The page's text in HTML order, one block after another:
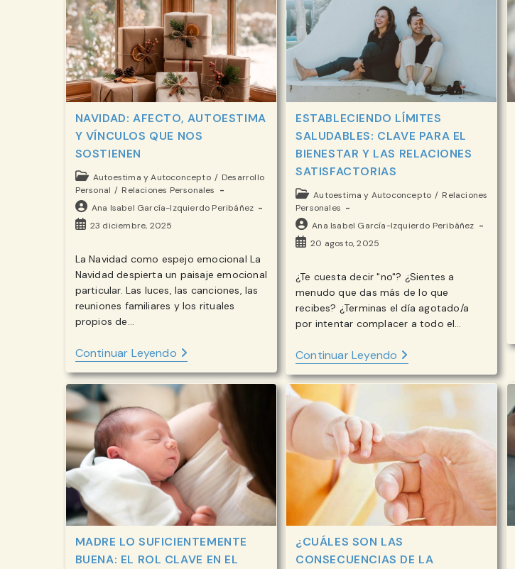
NAVIDAD: AFECTO, AUTOESTIMA
Y VÍNCULOS QUE NOS
SOSTIENEN
Categoría
de
la
entrada:
Autoestima y Autoconcepto / Desarrollo
Personal / Relaciones Personales
Autor
de
Ana Isabel García-Izquierdo Peribáñez
Publicación
la
entrada:
23 diciembre, 2025
La Navidad como espejo emocional La
Navidad despierta un paisaje emocional
particular. Las luces, las canciones, las
reuniones familiares y los rituales
propios de…
Continuar LeyendoNAVIDAD:
AFECTO,
AUTOESTIMA
Y
VÍNCULOS
QUE
NOS
SOSTIENEN
ESTABLECIENDO LÍMITES
SALUDABLES: CLAVE PARA EL
BIENESTAR Y LAS RELACIONES
SATISFACTORIAS
Categoría
de
la
entrada:
Autoestima y Autoconcepto / Relaciones
Personales
Autor
de
Ana Isabel García-Izquierdo Peribáñez
Publicación
la
entrada:
20 agosto, 2025
¿Te cuesta decir "no"? ¿Sientes a
menudo que das más de lo que
recibes? ¿Terminas el día agotado/a
por intentar complacer a todo el…
Continuar Leyendo ESTABLECIENDO
LÍMITES
SALUDABLES:
CLAVE
Y
LAS
RELACIONES
SATISFACTORIAS
MADRE LO SUFICIENTEMENTE
BUENA: EL ROL CLAVE EN EL
¿CUÁLES SON LAS
CONSECUENCIAS DE LA